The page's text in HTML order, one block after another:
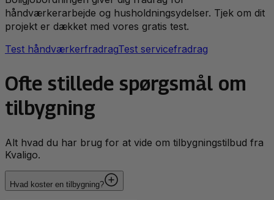
håndværkerarbejde og husholdningsydelser. Tjek om dit
projekt er dækket med vores gratis test.
Test håndværkerfradragTest servicefradrag
Ofte stillede spørgsmål om
tilbygning
Alt hvad du har brug for at vide om tilbygningstilbud fra
Kvaligo.
Hvad koster en tilbygning?